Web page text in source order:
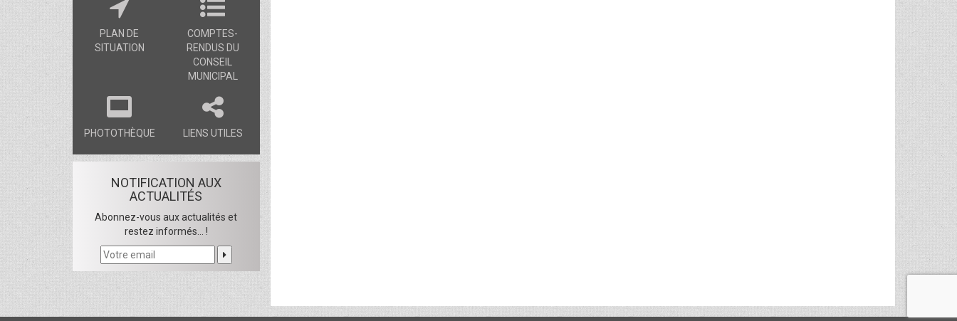
PLAN DE
SITUATION
COMPTES-
RENDUS DU
CONSEIL
MUNICIPAL
PHOTOTHÈQUE LIENS UTILES
NOTIFICATION AUX
ACTUALITÉS
Abonnez-vous aux actualités et
restez informés... !